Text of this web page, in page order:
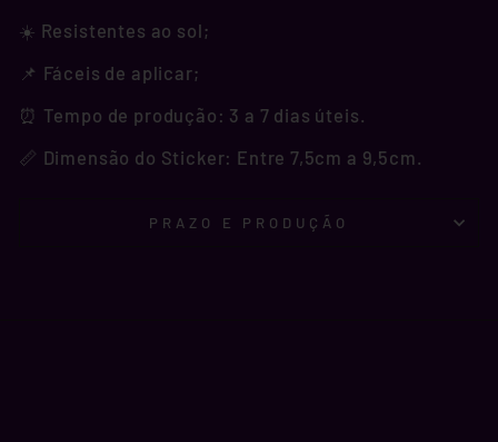
☀️ Resistentes ao sol;
📌 Fáceis de aplicar;
⏰ Tempo de produção: 3 a 7 dias úteis.
📏 Dimensão do Sticker: Entre 7,5cm a 9,5cm.
PRAZO E PRODUÇÃO